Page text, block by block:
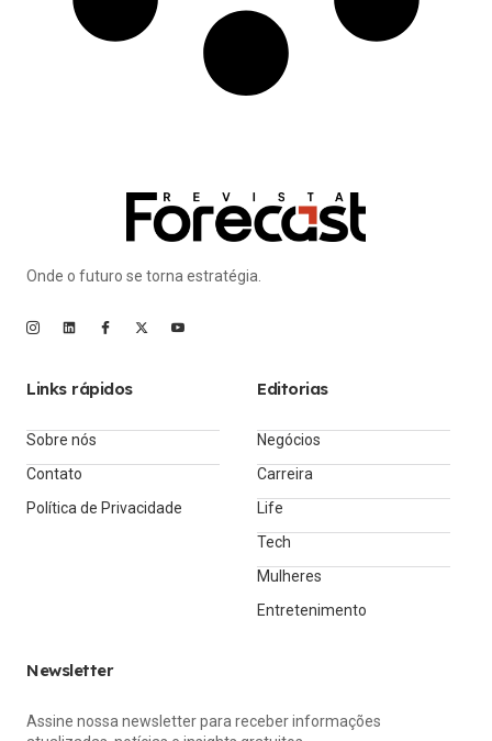
Onde o futuro se torna estratégia.
Links rápidos
Sobre nós
Contato
Política de Privacidade
Editorias
Negócios
Carreira
Life
Tech
Mulheres
Entretenimento
Newsletter
Assine nossa newsletter para receber informações